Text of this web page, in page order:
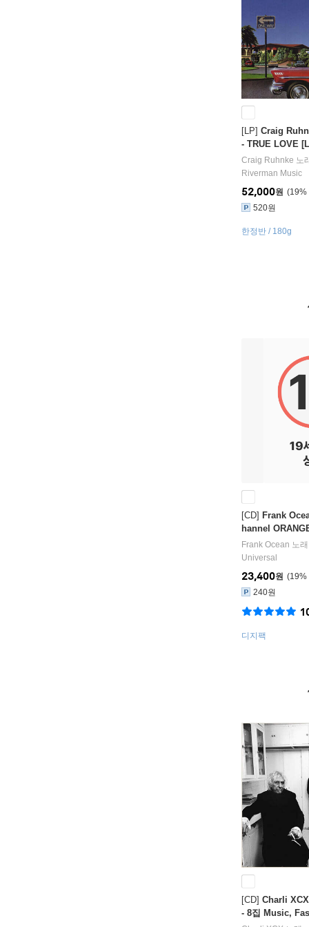
[LP] Craig
- TRUE LOVE
Craig Ruhnke 노
Riverman Music
19%
52,000원
520원
한정반 / 180g
[CD] Frank
hannel
Frank Ocean 노래
Universal
19%
23,400원
240원
디지팩
[CD] Charli
- 8집 Music,